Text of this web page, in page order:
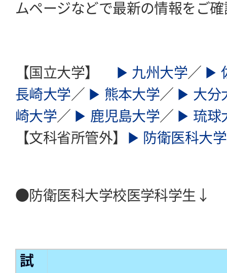
ムページなどで最新の情報をご
【国立大学】 ▶ 九州大学／ ▶
長崎大学 ／ ▶ 熊本大学／ ▶ 大分
崎大学／ ▶ 鹿児島大学／ ▶ 琉球
【文科省所管外】
▶ 防衛医科大
●防衛医科大学校医学科学生↓
試